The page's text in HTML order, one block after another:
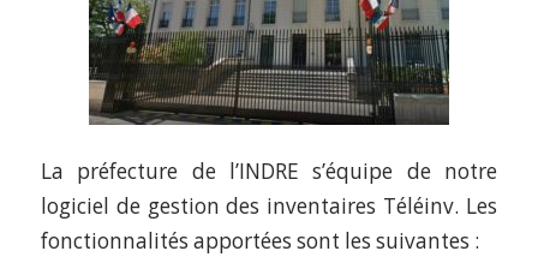
La préfecture de l’INDRE s’équipe de notre
logiciel de gestion des inventaires Téléinv. Les
fonctionnalités apportées sont les suivantes :